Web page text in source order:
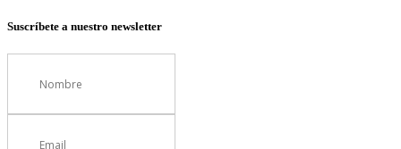
Suscríbete a nuestro newsletter